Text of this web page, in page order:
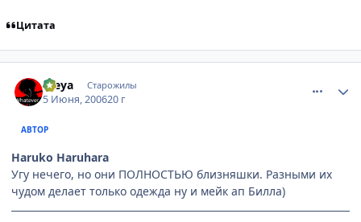
Цитата
Freya Старожилы
5 Июня, 200620 г
АВТОР
Haruko Haruhara
Угу нечего, но они ПОЛНОСТЬЮ близняшки. Разными их
чудом делает только одежда ну и мейк ап Билла)